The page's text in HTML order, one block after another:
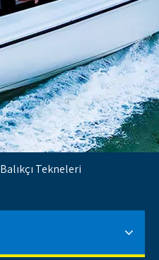
Balıkçı Tekneleri